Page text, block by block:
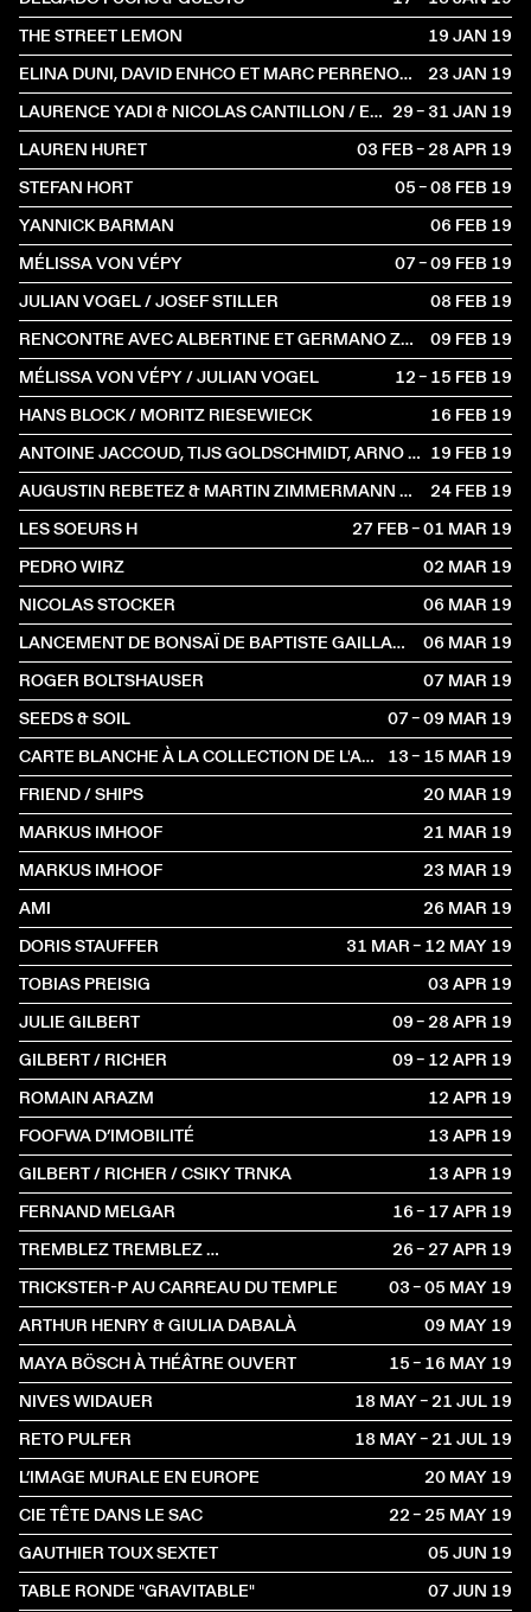
THE STREET LEMON
19 JAN2019
ELINA DUNI, DAVID ENHCO ET MARC PERRENOUD
23 JAN2019
LAURENCE YADI & NICOLAS CANTILLON / EDOUARD HUE 29 – 31 JAN2019
LAUREN HURET
03 FEB – 28 APR2019
STEFAN HORT
05 – 08 FEB2019
YANNICK BARMAN
06 FEB2019
MÉLISSA VON VÉPY
07 – 09 FEB2019
JULIAN VOGEL / JOSEF STILLER
08 FEB2019
RENCONTRE AVEC ALBERTINE ET GERMANO ZULLO
09 FEB2019
MÉLISSA VON VÉPY / JULIAN VOGEL
12 – 15 FEB2019
HANS BLOCK / MORITZ RIESEWIECK
16 FEB2019
ANTOINE JACCOUD, TIJS GOLDSCHMIDT, ARNO CAMENISCH 19 FEB2019
AUGUSTIN REBETEZ & MARTIN ZIMMERMANN AVEC KANIA TIEFFER
24 FEB2019
LES SOEURS H
27 FEB – 01 MAR2019
PEDRO WIRZ
02 MAR2019
NICOLAS STOCKER
06 MAR2019
LANCEMENT DE BONSAÏ DE BAPTISTE GAILLARD
06 MAR2019
ROGER BOLTSHAUSER
07 MAR2019
SEEDS & SOIL
07 – 09 MAR2019
CARTE BLANCHE À LA COLLECTION DE L'ART BRUT AVEC GUSTAVO GIACOSA
13 – 15 MAR2019
FRIEND / SHIPS
20 MAR2019
MARKUS IMHOOF
21 MAR2019
MARKUS IMHOOF
23 MAR2019
AMI
26 MAR2019
DORIS STAUFFER
31 MAR – 12 MAY2019
TOBIAS PREISIG
03 APR2019
JULIE GILBERT
09 – 28 APR2019
GILBERT / RICHER
09 – 12 APR2019
ROMAIN ARAZM
12 APR2019
FOOFWA D’IMOBILITÉ
13 APR2019
GILBERT / RICHER / CSIKY TRNKA
13 APR2019
FERNAND MELGAR
16 – 17 APR2019
TREMBLEZ TREMBLEZ …
26 – 27 APR2019
TRICKSTER-P AU CARREAU DU TEMPLE
03 – 05 MAY2019
ARTHUR HENRY & GIULIA DABALÀ
09 MAY2019
MAYA BÖSCH À THÉÂTRE OUVERT
15 – 16 MAY2019
NIVES WIDAUER
18 MAY – 21 JUL2019
RETO PULFER
18 MAY – 21 JUL2019
L’IMAGE MURALE EN EUROPE
20 MAY2019
CIE TÊTE DANS LE SAC
22 – 25 MAY2019
GAUTHIER TOUX SEXTET
05 JUN2019
TABLE RONDE "GRAVITABLE"
07 JUN2019